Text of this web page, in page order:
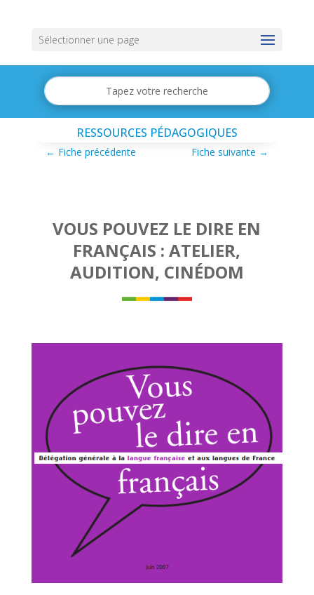
Sélectionner une page
RESSOURCES PÉDAGOGIQUES
← Fiche précédente Fiche suivante →
VOUS POUVEZ LE DIRE EN
FRANÇAIS : ATELIER,
AUDITION, CINÉDOM